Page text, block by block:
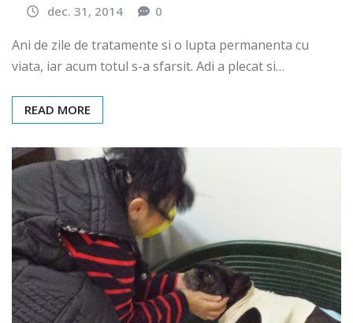
dec. 31, 2014 0
Ani de zile de tratamente si o lupta permanenta cu
viata, iar acum totul s-a sfarsit. Adi a plecat si…
READ MORE